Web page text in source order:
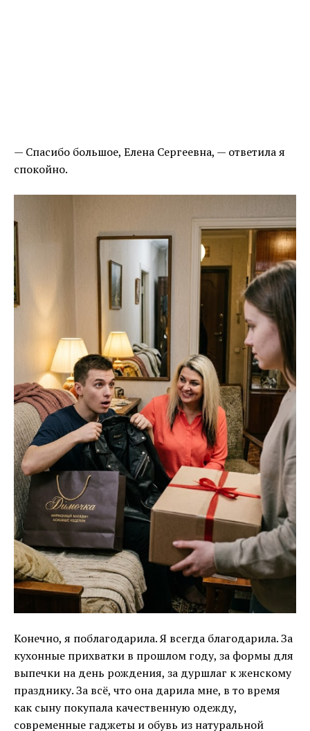
— Спасибо большое, Елена Сергеевна, — ответила я
спокойно.
Конечно, я поблагодарила. Я всегда благодарила. За
кухонные прихватки в прошлом году, за формы для
выпечки на день рождения, за дуршлаг к женскому
празднику. За всё, что она дарила мне, в то время
как сыну покупала качественную одежду,
современные гаджеты и обувь из натуральной